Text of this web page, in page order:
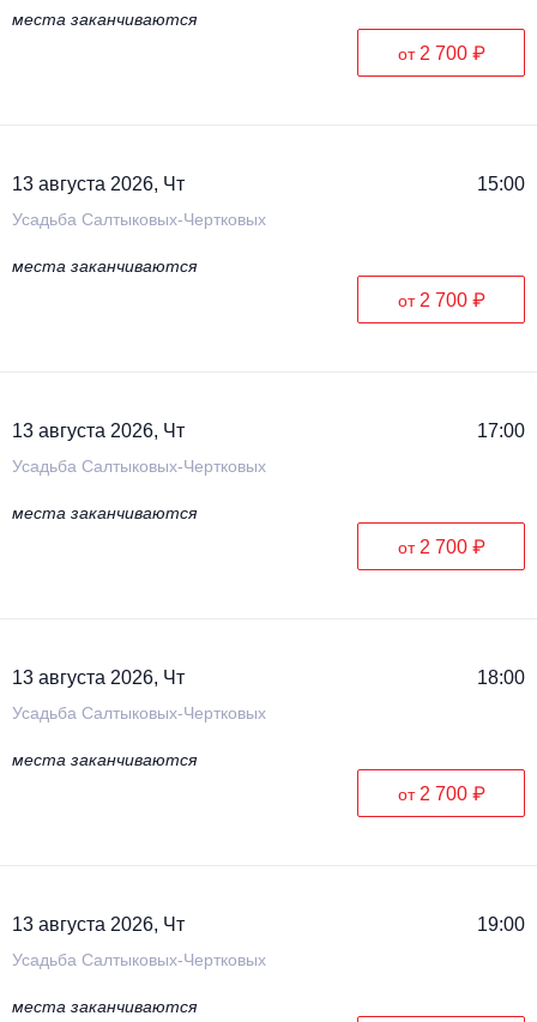
места заканчиваются
от 2 700 ₽
13 августа 2026, Чт 15:00
Усадьба Салтыковых-Чертковых
места заканчиваются
от 2 700 ₽
13 августа 2026, Чт 17:00
Усадьба Салтыковых-Чертковых
места заканчиваются
от 2 700 ₽
13 августа 2026, Чт 18:00
Усадьба Салтыковых-Чертковых
места заканчиваются
от 2 700 ₽
13 августа 2026, Чт 19:00
Усадьба Салтыковых-Чертковых
места заканчиваются